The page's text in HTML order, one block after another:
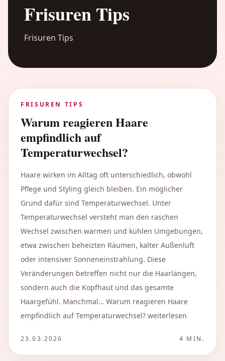
Frisuren Tips
Frisuren Tips
FRISUREN TIPS
Warum reagieren Haare
empfindlich auf
Temperaturwechsel?
Haare wirken im Alltag oft unterschiedlich, obwohl
Pflege und Styling gleich bleiben. Ein möglicher
Grund dafür sind Temperaturwechsel. Unter
Temperaturwechsel versteht man den raschen
Wechsel zwischen warmen und kühlen Umgebungen,
etwa zwischen beheizten Räumen, kalter Außenluft
oder intensiver Sonneneinstrahlung. Diese
Veränderungen betreffen nicht nur die Haarlängen,
sondern auch die Kopfhaut und das gesamte
Haargefühl. Manchmal… Warum reagieren Haare
empfindlich auf Temperaturwechsel? weiterlesen
23.03.2026 4 MIN.